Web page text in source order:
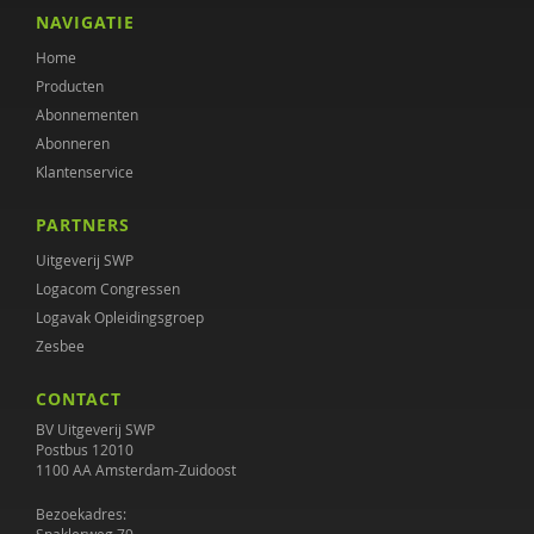
Anna Grebel
Hein de Haan
Maaike Hermsen
L.E.M. van Heugten
Annemieke Hoogstad
Edien Houwers
Coki Janssen
Janine Janssen
Claudia Kaagman
NAVIGATIE
Home
Producten
Abonnementen
Abonneren
Klantenservice
PARTNERS
Uitgeverij SWP
Logacom Congressen
Logavak Opleidingsgroep
Zesbee
CONTACT
BV Uitgeverij SWP
Postbus 12010
1100 AA Amsterdam-Zuidoost
Bezoekadres: